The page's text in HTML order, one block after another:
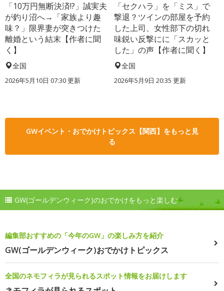
「10万円無断決済!?」誠実夫
が釣り沼へ→「家族より趣
味？」限界妻が突きつけた
離婚という結末【作者に聞
く】
全国
2026年5月10日 07:30 更新
「セクハラ」を「ミス」で
撃退？ツインの部屋を予約
した上司、女性部下の切れ
味鋭い反撃にに「スカッと
した」の声【作者に聞く】
全国
2026年5月9日 20:35 更新
GWイベント・おでかけトピックス【関西】をもっと見
る
GW(ゴールデンウィーク)のおでかけをもっと楽しむ
編集部おすすめの「今年のGW」の楽しみ方を紹介
GW(ゴールデンウィーク)おでかけトピックス
全国のネモフィラが見られるスポット情報をお届けします